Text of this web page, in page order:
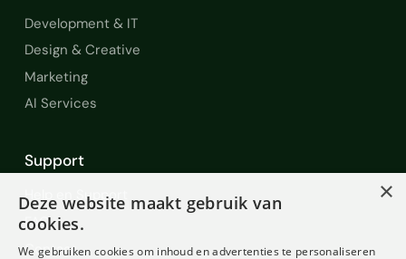
Development & IT
Design & Creative
Marketing
AI Services
Support
Help en Support
FAQ
Contact
×
Deze website maakt gebruik van
cookies.
We gebruiken cookies om inhoud en advertenties te personaliseren